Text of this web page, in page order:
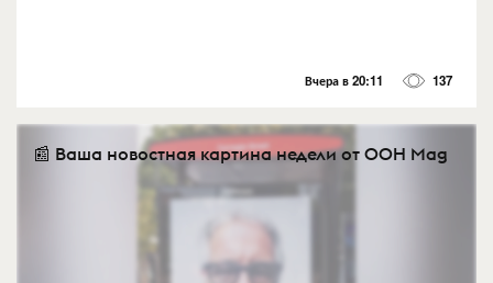
Вчера в 20:11 137
📰 Ваша новостная картина недели от OOH Mag